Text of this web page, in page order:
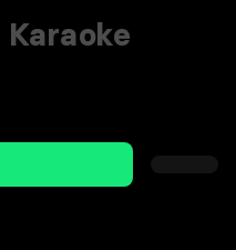
Karaoke